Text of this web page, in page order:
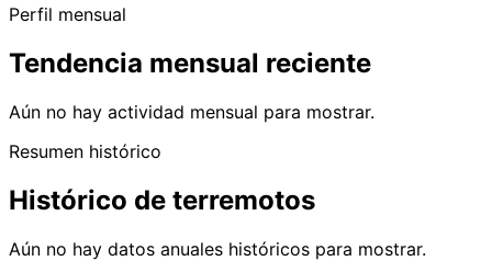
Perfil mensual
Tendencia mensual reciente
Aún no hay actividad mensual para mostrar.
Resumen histórico
Histórico de terremotos
Aún no hay datos anuales históricos para mostrar.